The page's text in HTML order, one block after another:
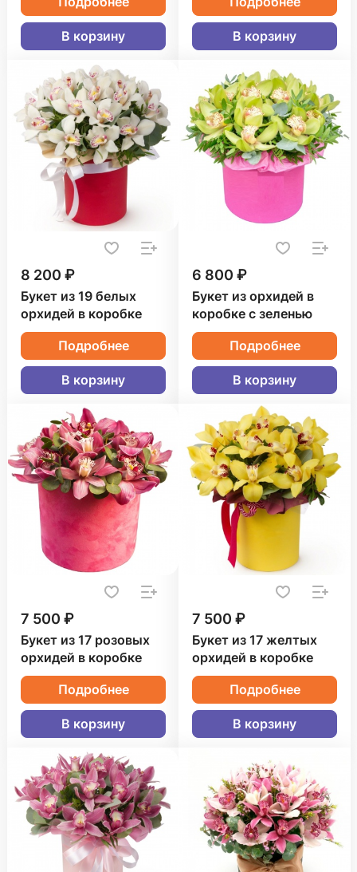
В корзину В корзину
8 200 ₽
Букет из 19 белых
орхидей в коробке
Подробнее
В корзину
6 800 ₽
Букет из орхидей в
коробке с зеленью
Подробнее
В корзину
7 500 ₽
Букет из 17 розовых
орхидей в коробке
Подробнее
В корзину
7 500 ₽
Букет из 17 желтых
орхидей в коробке
Подробнее
В корзину